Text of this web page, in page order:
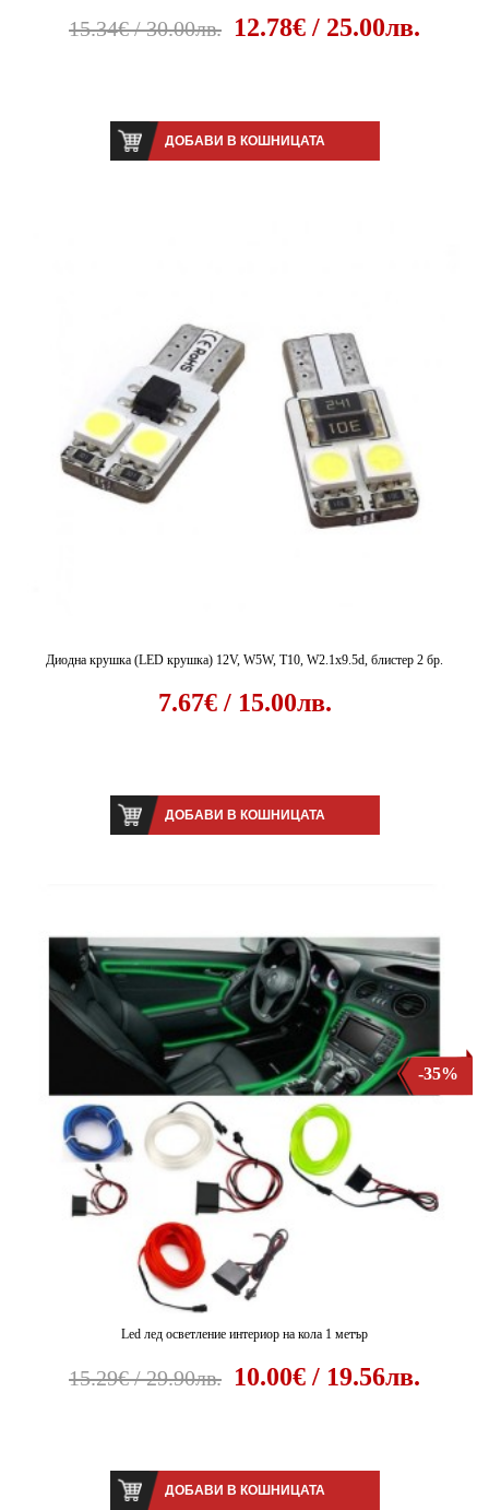
15.34€ / 30.00лв. 12.78€ / 25.00лв.
ДОБАВИ В КОШНИЦАТА
Диодна крушка (LED крушка) 12V, W5W, T10, W2.1x9.5d, блистер 2 бр.
7.67€ / 15.00лв.
ДОБАВИ В КОШНИЦАТА
Led лед осветление интериор на кола 1 метър
15.29€ / 29.90лв. 10.00€ / 19.56лв.
-35%
ДОБАВИ В КОШНИЦАТА